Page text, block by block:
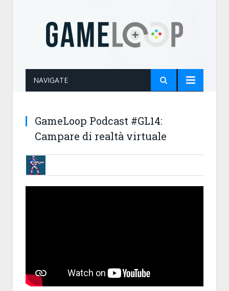
NAVIGATE
GameLoop Podcast #GL14:
Campare di realtà virtuale
BRUNOB